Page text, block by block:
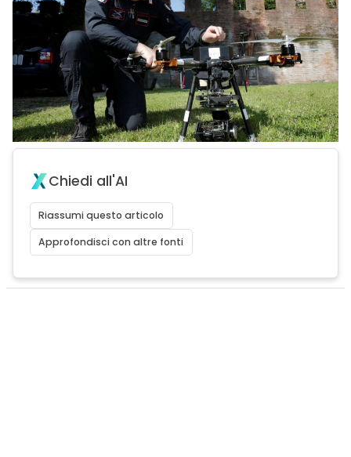
Chiedi all'AI
Riassumi questo articolo
Approfondisci con altre fonti